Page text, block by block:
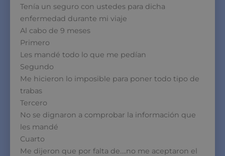
Tenía un seguro con ustedes para dicha
enfermedad durante mi viaje
Al cabo de 9 meses
Primero
Les mandé todo lo que me pedían
Segundo
Me hicieron lo imposible para poner todo tipo de
trabas
Tercero
No se dignaron a comprobar la información que
les mandé
Cuarto
Me dijeron que por falta de….no me aceptaron el